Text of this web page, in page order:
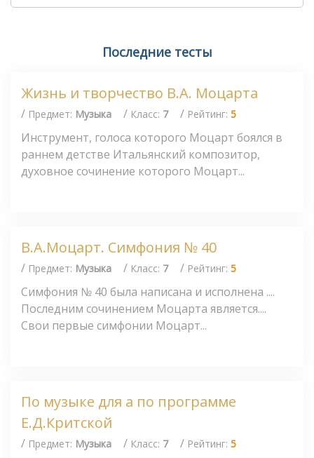
Последние тесты
Жизнь и творчество В.А. Моцарта
/ Предмет: Музыка / Класс: 7 / Рейтинг: 5
Инструмент, голоса которого Моцарт боялся в
раннем детстве Итальянский композитор,
духовное сочинение которого Моцарт...
В.А.Моцарт. Симфония № 40
/ Предмет: Музыка / Класс: 7 / Рейтинг: 5
Симфония № 40 была написана и исполнена ....
Последним сочинением Моцарта является....
Свои первые симфонии Моцарт...
По музыке для а по программе
Е.Д.Критской
/ Предмет: Музыка / Класс: 7 / Рейтинг: 5